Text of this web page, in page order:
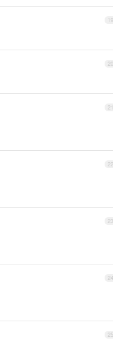
19
20
21
22
23
24
25